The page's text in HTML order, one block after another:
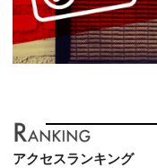
アクセスランキング